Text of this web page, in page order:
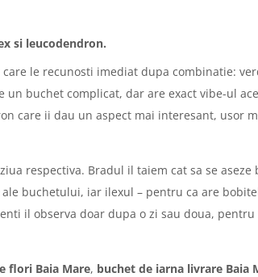
si leucodendron.
le recunosti imediat dupa combinatie:
buchet complicat, dar are exact vibe-ul
care ii dau un aspect mai interesant, usor
respectiva. Bradul il taiem cat sa se
buchetului, iar ilexul – pentru ca are
il observa doar dupa o zi sau doua,
flori Baia Mare, buchet de iarna livrare Baia